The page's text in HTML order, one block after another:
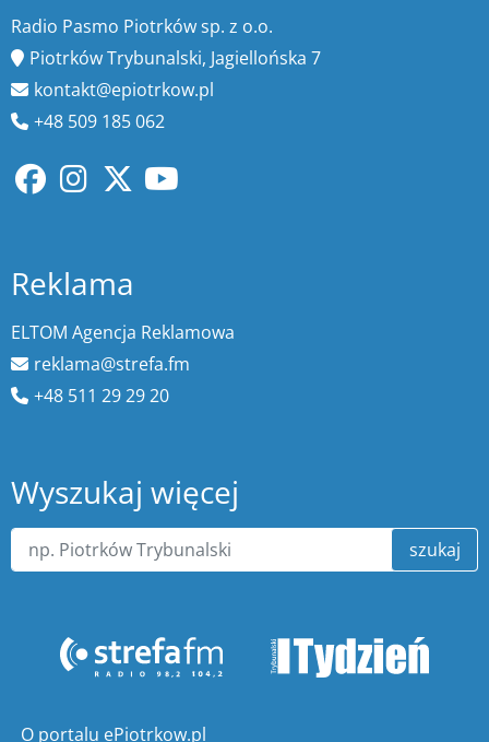
Radio Pasmo Piotrków sp. z o.o.
Piotrków Trybunalski, Jagiellońska 7
kontakt@epiotrkow.pl
+48 509 185 062
Reklama
ELTOM Agencja Reklamowa
reklama@strefa.fm
+48 511 29 29 20
Wyszukaj więcej
szukaj
O portalu ePiotrkow.pl